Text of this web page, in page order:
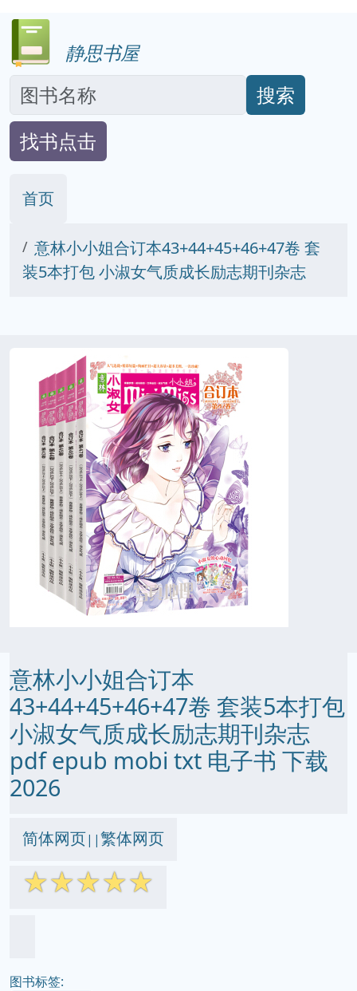
静思书屋
搜索
找书点击
首页
意林小小姐合订本43+44+45+46+47卷 套
装5本打包 小淑女气质成长励志期刊杂志
意林小小姐合订本
43+44+45+46+47卷 套装5本打包
小淑女气质成长励志期刊杂志
pdf epub mobi txt 电子书 下载
2026
简体网页||繁体网页
☆☆☆☆☆
图书标签: